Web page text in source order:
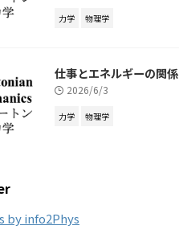
力学 物理学
仕事とエネルギーの関係
2026/6/3
力学 物理学
by info2Phys